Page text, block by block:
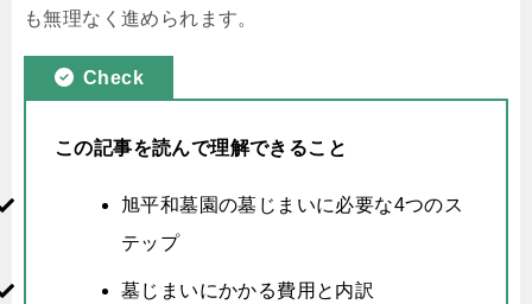
も無理なく進められます。
Check
この記事を読んで理解できること
旭平和墓園の墓じまいに必要な4つのス
テップ
墓じまいにかかる費用と内訳